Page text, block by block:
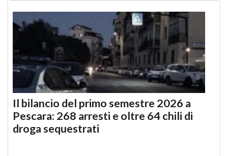
Il bilancio del primo semestre 2026 a
Pescara: 268 arresti e oltre 64 chili di
droga sequestrati